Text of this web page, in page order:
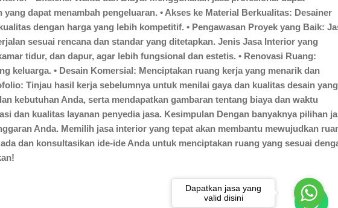
dapat menambah pengeluaran. • Akses ke Material Berkualitas: Desainer
dengan harga yang lebih kompetitif. • Pengawasan Proyek yang Baik:
sesuai rencana dan standar yang ditetapkan. Jenis Jasa Interior yang
tidur, dan dapur, agar lebih fungsional dan estetis. • Renovasi Ruang:
keluarga. • Desain Komersial: Menciptakan ruang kerja yang menarik dan
Tinjau hasil kerja sebelumnya untuk menilai gaya dan kualitas desain yang
kebutuhan Anda, serta mendapatkan gambaran tentang biaya dan waktu
dan kualitas layanan penyedia jasa. Kesimpulan Dengan banyaknya pilihan
Anda. Memilih jasa interior yang tepat akan membantu mewujudkan
dan konsultasikan ide-ide Anda untuk menciptakan ruang yang sesuai
Dapatkan jasa yang
valid disini